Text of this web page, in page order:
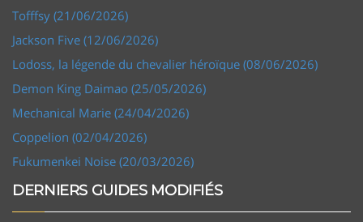
Tofffsy (21/06/2026)
Jackson Five (12/06/2026)
Lodoss, la légende du chevalier héroïque (08/06/2026)
Demon King Daimao (25/05/2026)
Mechanical Marie (24/04/2026)
Coppelion (02/04/2026)
Fukumenkei Noise (20/03/2026)
DERNIERS GUIDES MODIFIÉS